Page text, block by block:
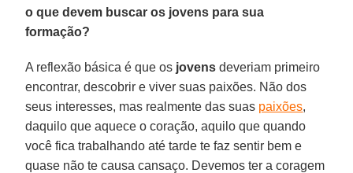
o que devem buscar os jovens para sua
formação?
A reflexão básica é que os jovens deveriam primeiro
encontrar, descobrir e viver suas paixões. Não dos
seus interesses, mas realmente das suas paixões,
daquilo que aquece o coração, aquilo que quando
você fica trabalhando até tarde te faz sentir bem e
quase não te causa cansaço. Devemos ter a coragem